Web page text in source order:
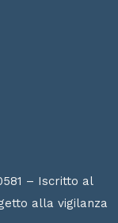
– Iscritto al
alla vigilanza